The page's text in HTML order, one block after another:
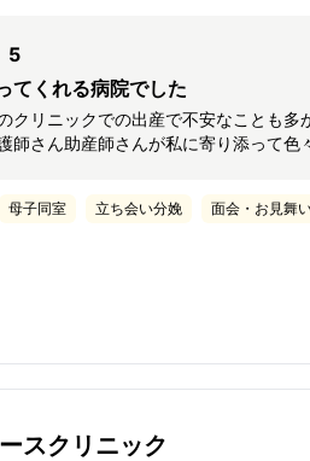
5
てくれる病院でした
クリニックでの出産で不安なことも
師さん助産師さんが私に寄り添って色
母子同室 立ち会い分娩 面会・お見舞
スクリニック